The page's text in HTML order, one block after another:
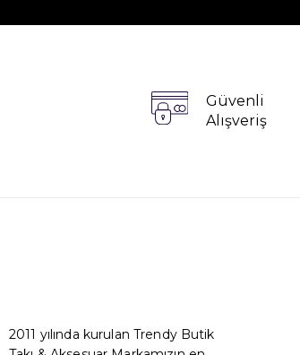
Güvenli
Alışveriş
2011 yılında kurulan Trendy Butik